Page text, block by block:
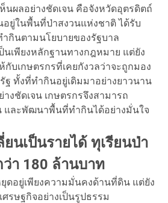
นผลอย่างชัดเจน คือจังหวัดอุตรดิตถ์
อยู่ในพื้นที่ป่าสงวนแห่งชาติ ได้รับ
กินตามนโยบายของรัฐบาล
นเพียงหลักฐานทางกฎหมาย แต่ยัง
บเกษตรกรที่เคยกังวลว่าจะถูกมอง
ฐ ทั้งที่ทำกินอยู่เดิมมาอย่างยาวนาน
งชัดเจน เกษตรกรจึงสามารถ
และพัฒนาพื้นที่ทำกินได้อย่างมั่นใจ
ยนเป็นรายได้ ทุเรียนป่า
ว่า 180 ล้านบาท
ดอยู่เพียงความมั่นคงด้านที่ดิน แต่ยัง
รษฐกิจอย่างเป็นรูปธรรม